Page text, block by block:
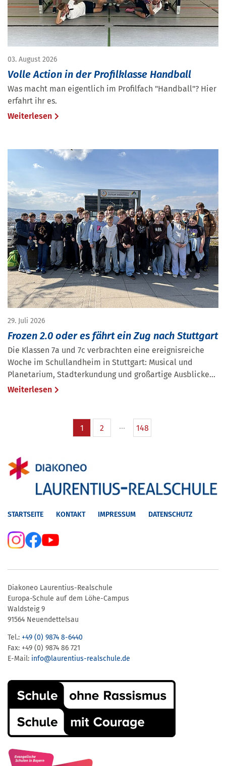
03. August 2026
Volle Action in der Profilklasse Handball
Was macht man eigentlich im Profilfach "Handball"? Hier
erfahrt ihr es.
Weiterlesen
29. Juli 2026
Frozen 2.0 oder es fährt ein Zug nach Stuttgart
Die Klassen 7a und 7c verbrachten eine ereignisreiche
Woche im Schullandheim in Stuttgart: Musical und
Planetarium, Stadterkundung und großartige Ausblicke...
Weiterlesen
1 2 148
STARTSEITE KONTAKT IMPRESSUM DATENSCHUTZ
Diakoneo Laurentius-Realschule
Europa-Schule auf dem Löhe-Campus
Waldsteig 9
91564 Neuendettelsau
Tel.: +49 (0) 9874 8-6440
Fax: +49 (0) 9874 86 721
E-Mail: info@laurentius-realschule.de